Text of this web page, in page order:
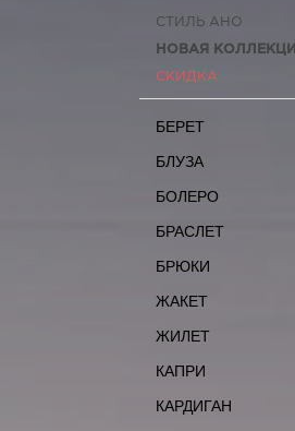
СТИЛЬ АНО
НОВАЯ
СКИДКА
БЕРЕТ
БЛУЗА
БОЛЕРО
БРАСЛЕТ
БРЮКИ
ЖАКЕТ
ЖИЛЕТ
КАПРИ
КАРДИГАН